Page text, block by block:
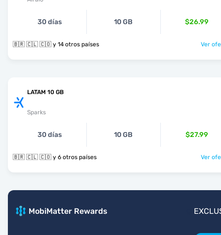
30 días 10 GB $26.99
🇧🇷 🇨🇱 🇨🇴 y 14 otros países Ver
LATAM 10 GB
Sparks
30 días 10 GB $27.99
🇧🇷 🇨🇱 🇨🇴 y 6 otros países Ver
MobiMatter Rewards